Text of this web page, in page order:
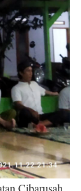
Cibarusah